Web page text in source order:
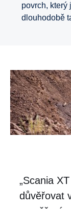
povrch, který
dlouhodobě
„Scania
důvěřovat